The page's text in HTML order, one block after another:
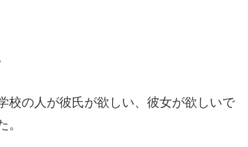
校の人が彼氏が欲しい、彼女が欲しいで
。